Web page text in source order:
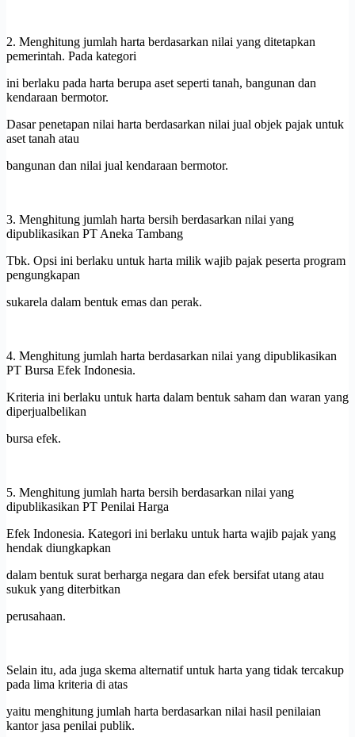
2. Menghitung jumlah harta berdasarkan nilai yang ditetapkan
pemerintah. Pada kategori
ini berlaku pada harta berupa aset seperti tanah, bangunan dan
kendaraan bermotor.
Dasar penetapan nilai harta berdasarkan nilai jual objek pajak untuk
aset tanah atau
bangunan dan nilai jual kendaraan bermotor.
3. Menghitung jumlah harta bersih berdasarkan nilai yang
dipublikasikan PT Aneka Tambang
Tbk. Opsi ini berlaku untuk harta milik wajib pajak peserta program
pengungkapan
sukarela dalam bentuk emas dan perak.
4. Menghitung jumlah harta berdasarkan nilai yang dipublikasikan
PT Bursa Efek Indonesia.
Kriteria ini berlaku untuk harta dalam bentuk saham dan waran yang
diperjualbelikan
bursa efek.
5. Menghitung jumlah harta bersih berdasarkan nilai yang
dipublikasikan PT Penilai Harga
Efek Indonesia. Kategori ini berlaku untuk harta wajib pajak yang
hendak diungkapkan
dalam bentuk surat berharga negara dan efek bersifat utang atau
sukuk yang diterbitkan
perusahaan.
Selain itu, ada juga skema alternatif untuk harta yang tidak tercakup
pada lima kriteria di atas
yaitu menghitung jumlah harta berdasarkan nilai hasil penilaian
kantor jasa penilai publik.